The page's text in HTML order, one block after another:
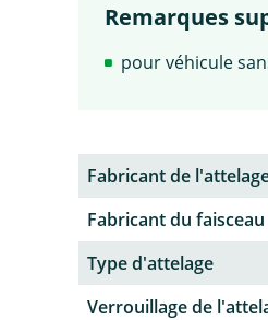
Remarques
pour véhicule
Fabricant de
Fabricant du
Type d'attelage
Verrouillage de